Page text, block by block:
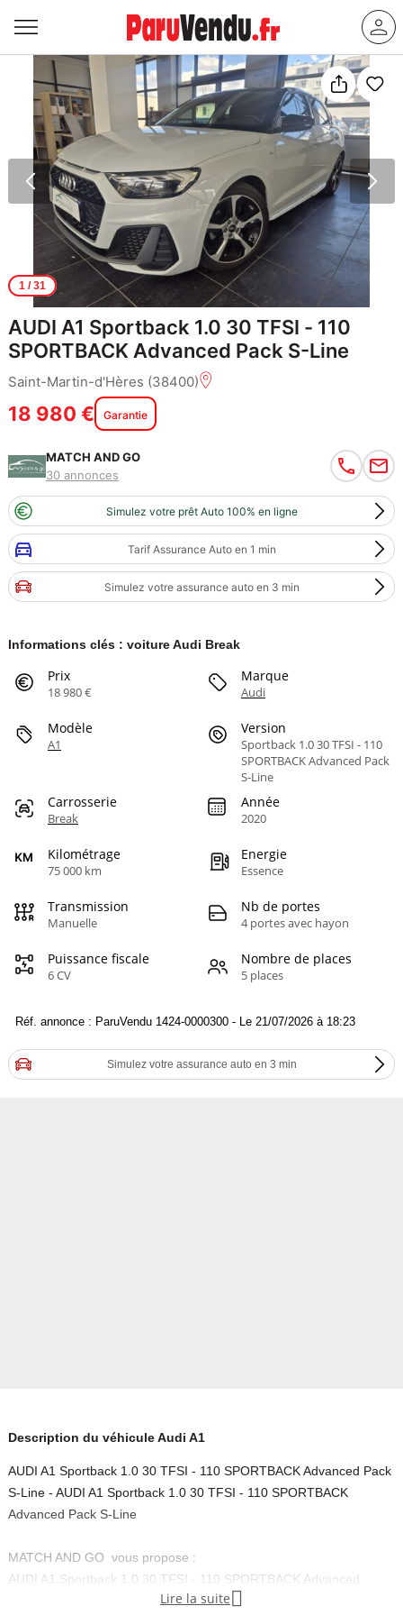
1/ 31
AUDI A1 Sportback 1.0 30 TFSI - 110
SPORTBACK Advanced Pack S-Line
Saint-Martin-d'Hères (38400)
18 980 € Garantie
MATCH AND GO
30 annonces
Simulez votre prêt Auto 100% en ligne
Tarif Assurance Auto en 1 min
Simulez votre assurance auto en 3 min
Informations clés : voiture Audi Break
Prix
18 980 €
Marque
Audi
Modèle
A1
Version
Sportback 1.0 30 TFSI - 110
SPORTBACK Advanced Pack
S-Line
Carrosserie
Break
Année
2020
Kilométrage
75 000 km
Energie
Essence
Transmission
Manuelle
Nb de portes
4 portes avec hayon
Puissance fiscale
6 CV
Nombre de places
5 places
Réf. annonce : ParuVendu 1424-0000300 - Le 21/07/2026 à 18:23
Simulez votre assurance auto en 3 min
Description du véhicule Audi A1
AUDI A1 Sportback 1.0 30 TFSI - 110 SPORTBACK Advanced Pack
S-Line - AUDI A1 Sportback 1.0 30 TFSI - 110 SPORTBACK
Advanced Pack S-Line
MATCH AND GO vous propose :
AUDI A1 Sportback 1.0 30 TFSI - 110 SPORTBACK Advanced
SPORTBACK VP, première immatriculation 30-10-2020, 75000km,
Lire la suite 